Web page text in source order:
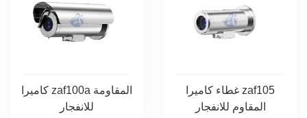
كاميرا zaf100a المقاومة
للانفجار
غطاء كاميرا zaf105
المقاوم للانفجار